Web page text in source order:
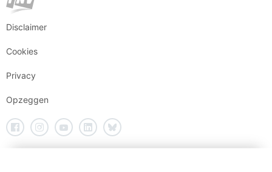
Disclaimer
Cookies
Privacy
Opzeggen